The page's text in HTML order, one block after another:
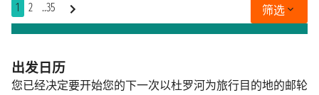
1 2 ..35 筛选
出发日历
您已经决定要开始您的下一次以杜罗河为旅行目的地的邮轮